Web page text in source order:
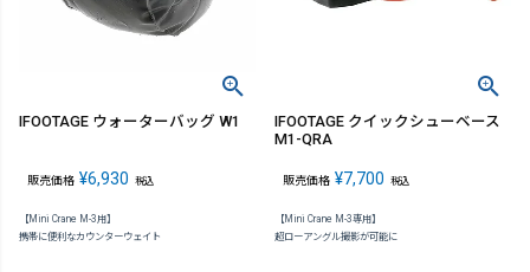
IFOOTAGE ウォーターバッグ W1
販売価格 ¥6,930 税込
【Mini Crane M-3用】
携帯に便利なカウンターウェイト
IFOOTAGE クイックシューベース
M1-QRA
販売価格 ¥7,700 税込
【Mini Crane M-3専用】
超ローアングル撮影が可能に